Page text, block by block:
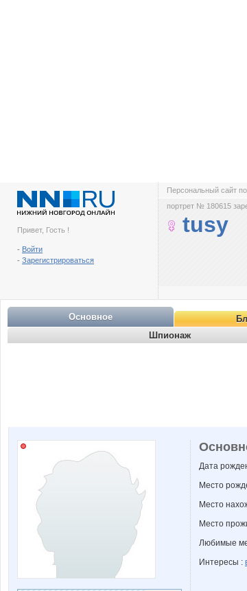
Привет, Гость !
- Войти
- Зарегистрироваться
Персональный сайт
портрет № 180615
tusy
Основное
Шпионаж
Дата
Место
Место
Место
Любимые
Интересы :